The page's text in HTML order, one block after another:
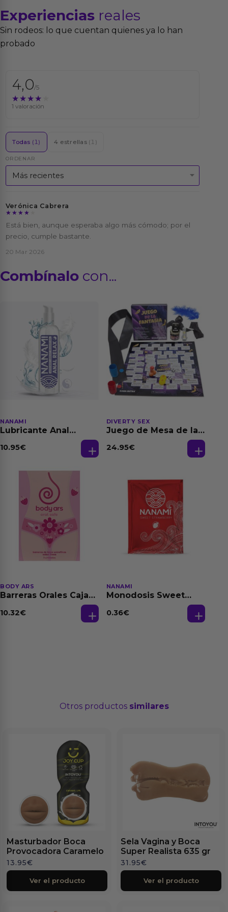
Experiencias reales
Sin rodeos: lo que cuentan quienes ya lo han
probado
4,0/5
★★★★★
★★★★★
1 valoración
Todas (1) 4 estrellas (1)
ORDENAR
Verónica Cabrera
★★★★★
★★★★★
Está bien, aunque esperaba algo más cómodo; por el
precio, cumple bastante.
20 Mar 2026
Combínalo con...
NANAMI
Lubricante Anal
Dilatación Base Agua
10.95€
DIVERTY SEX
Juego de Mesa de las
24.95€
BODY ARS
Barreras Orales Caja
10.32€
NANAMI
Monodosis Sweet
Base Agua 4 ml
0.36€
Otros productos similares
Masturbador Boca
Provocadora Caramelo
13.95€
Ver el producto
Sela Vagina y Boca
Super Realista 635 gr
31.95€
Ver el producto